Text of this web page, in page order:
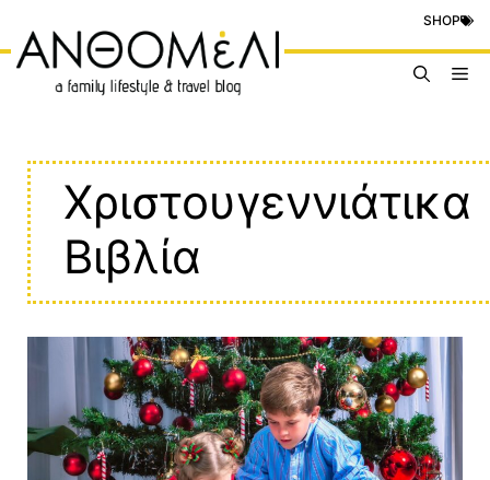
περιεχόμενο
SHOP
Χριστουγεννιάτικα
Βιβλία